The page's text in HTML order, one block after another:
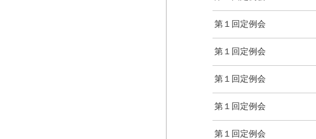
第１回定例会
第１回定例会
第１回定例会
第１回定例会
第１回定例会